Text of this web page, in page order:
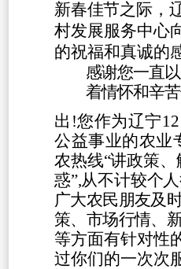
新春佳节之际，
村发展服务中心
的祝福和真诚的
感谢您一直
着情怀和辛
出 !您作为辽宁
公益事业的农业
农热线“讲政策
惑”,从不计较个人
广大农民朋友及
策、市场行情、新
等方面有针对性
过你们的一次次